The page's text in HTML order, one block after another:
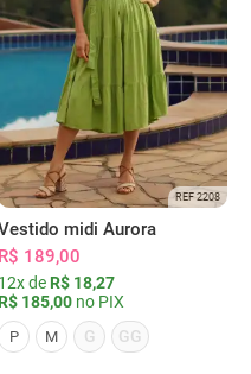
REF 2208
midi Aurora
R$ 189,00
12x de R$ 18,27
R$ 185,00 no PIX
P M G GG